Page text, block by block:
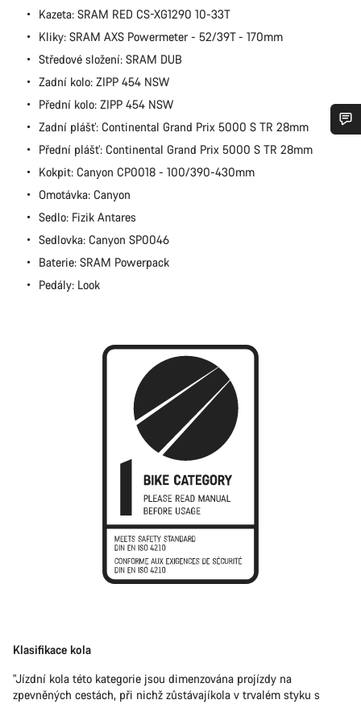
Kazeta: SRAM RED CS-XG1290 10-33T
Kliky: SRAM AXS Powermeter - 52/39T - 170mm
Středové složení: SRAM DUB
Zadní kolo: ZIPP 454 NSW
Přední kolo: ZIPP 454 NSW
Zadní plášť: Continental Grand Prix 5000 S TR 28mm
Přední plášť: Continental Grand Prix 5000 S TR 28mm
Kokpit: Canyon CP0018 - 100/390-430mm
Omotávka: Canyon
Sedlo: Fizik Antares
Sedlovka: Canyon SP0046
Baterie: SRAM Powerpack
Pedály: Look
Klasifikace kola
"Jízdní kola této kategorie jsou dimenzována projízdy na
zpevněných cestách, při nichž zůstávajíkola v trvalém styku s
Potřebujete pomoc?
Naši odborníci podpory zákazníků čekají, aby mohli
Začít chat